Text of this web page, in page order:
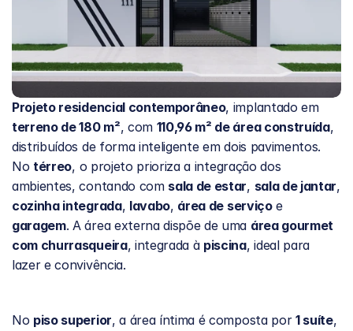
Projeto residencial contemporâneo
, implantado em
terreno de 180 m², com 110,96 m² de área construída,
distribuídos de forma inteligente em dois pavimentos.
No térreo, o projeto prioriza a integração dos
ambientes, contando com sala de estar, sala de jantar
cozinha integrada, lavabo, área de serviço
e
garagem. A área externa dispõe de uma área gourmet
com churrasqueira, integrada à piscina, ideal para
lazer e convivência.
No piso superior, a área íntima é composta por 1 suíte